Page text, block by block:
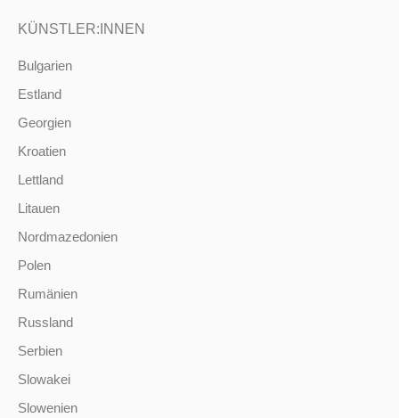
KÜNSTLER:INNEN
Bulgarien
Estland
Georgien
Kroatien
Lettland
Litauen
Nordmazedonien
Polen
Rumänien
Russland
Serbien
Slowakei
Slowenien